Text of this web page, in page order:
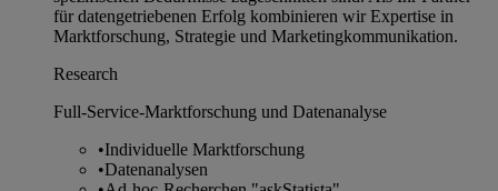
für datengetriebenen Erfolg kombinieren wir Expertise in
Marktforschung, Strategie und Marketingkommunikation.
Research
Full-Service-Marktforschung und Datenanalyse
•Individuelle Marktforschung
•Datenanalysen